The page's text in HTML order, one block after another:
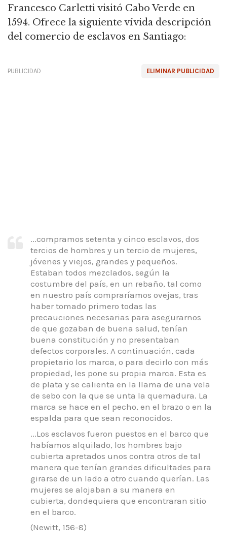
Francesco Carletti visitó Cabo Verde en
1594. Ofrece la siguiente vívida descripción
del comercio de esclavos en Santiago:
ELIMINAR PUBLICIDAD
PUBLICIDAD
...compramos setenta y cinco esclavos, dos
tercios de hombres y un tercio de mujeres,
jóvenes y viejos, grandes y pequeños.
Estaban todos mezclados, según la
costumbre del país, en un rebaño, tal como
en nuestro país compraríamos ovejas, tras
haber tomado primero todas las
precauciones necesarias para asegurarnos
de que gozaban de buena salud, tenían
buena constitución y no presentaban
defectos corporales. A continuación, cada
propietario los marca, o para decirlo con más
propiedad, les pone su propia marca. Esta es
de plata y se calienta en la llama de una vela
de sebo con la que se unta la quemadura. La
marca se hace en el pecho, en el brazo o en la
espalda para que sean reconocidos.
...Los esclavos fueron puestos en el barco que
habíamos alquilado, los hombres bajo
cubierta apretados unos contra otros de tal
manera que tenían grandes dificultades para
girarse de un lado a otro cuando querían. Las
mujeres se alojaban a su manera en
cubierta, dondequiera que encontraran sitio
en el barco.
(Newitt, 156-8)